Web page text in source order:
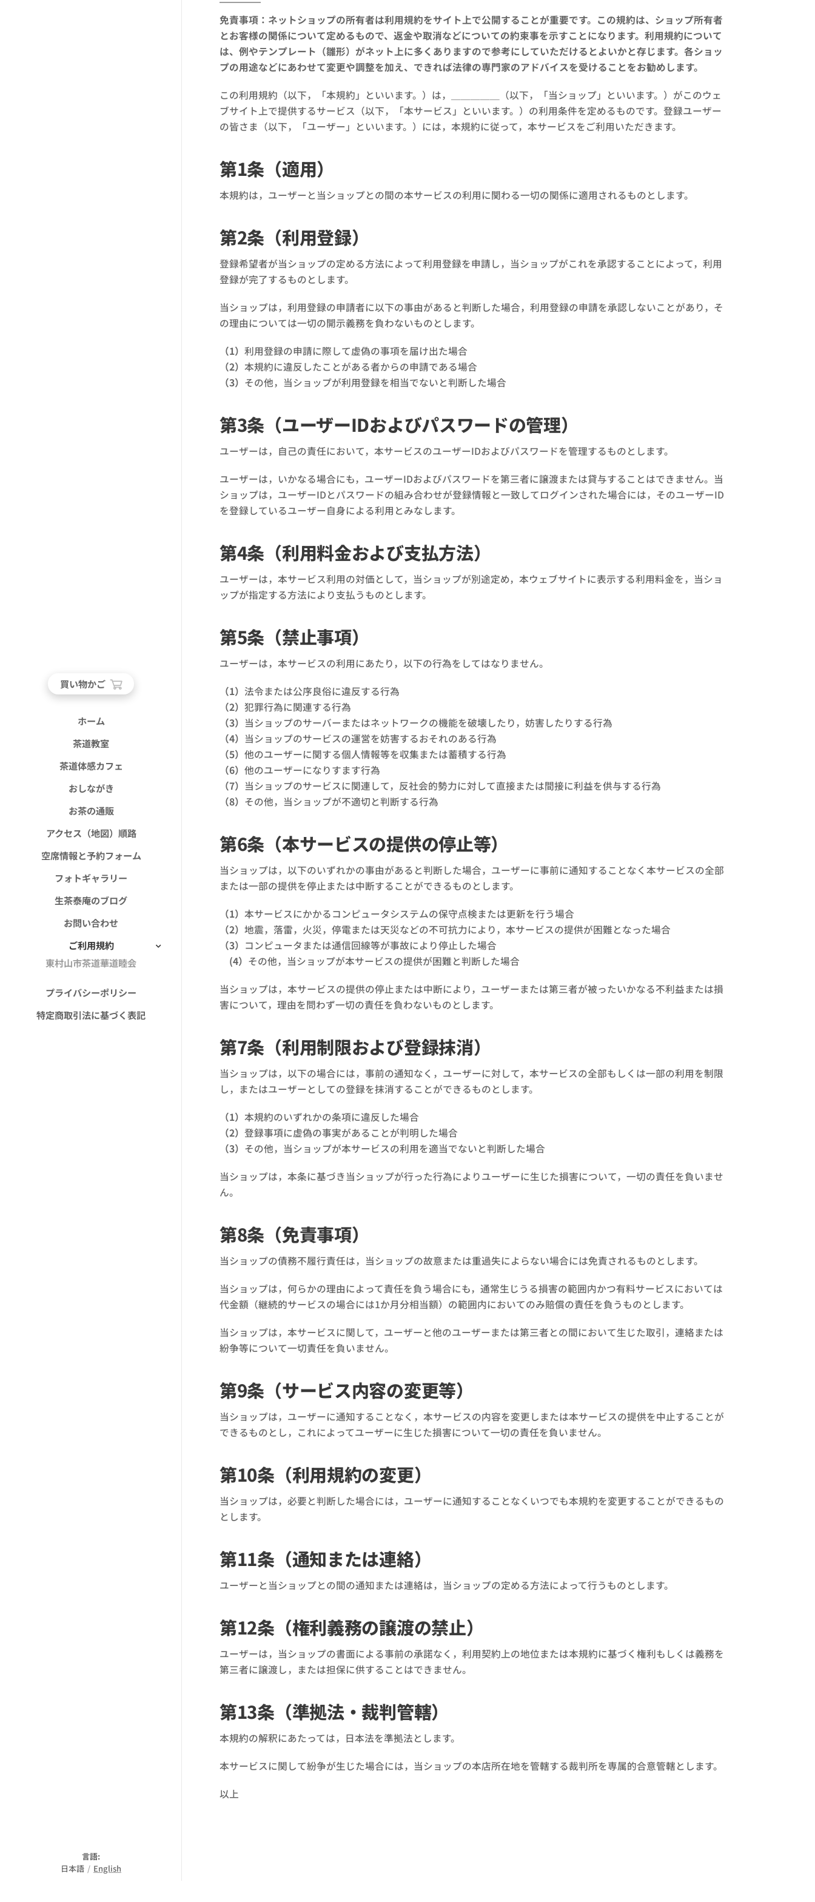
買い物かご
ホーム
茶道教室
茶道体感カフェ
おしながき
お茶の通販
アクセス（地図）順路
空席情報と予約フォーム
フォトギャラリー
生茶泰庵のブログ
お問い合わせ
ご利用規約
東村山市茶道華道睦会
プライバシーポリシー
特定商取引法に基づく表記
免責事項：ネットショップの所有者は利用規約をサイト上で公開することが重要です。この規約は、ショップ所有者
とお客様の関係について定めるもので、返金や取消などについての約束事を示すことになります。利用規約について
は、例やテンプレート（雛形）がネット上に多くありますので参考にしていただけるとよいかと存じます。各ショッ
プの用途などにあわせて変更や調整を加え、できれば法律の専門家のアドバイスを受けることをお勧めします。
この利用規約（以下，「本規約」といいます。）は，＿＿＿＿＿（以下，「当ショップ」といいます。）がこのウェ
ブサイト上で提供するサービス（以下，「本サービス」といいます。）の利用条件を定めるものです。登録ユーザー
の皆さま（以下，「ユーザー」といいます。）には，本規約に従って，本サービスをご利用いただきます。
第1条（適用）
本規約は，ユーザーと当ショップとの間の本サービスの利用に関わる一切の関係に適用されるものとします。
第2条（利用登録）
登録希望者が当ショップの定める方法によって利用登録を申請し，当ショップがこれを承認することによって，利用
登録が完了するものとします。
当ショップは，利用登録の申請者に以下の事由があると判断した場合，利用登録の申請を承認しないことがあり，そ
の理由については一切の開示義務を負わないものとします。
（1） 利用登録の申請に際して虚偽の事項を届け出た場合
（2） 本規約に違反したことがある者からの申請である場合
（3） その他，当ショップが利用登録を相当でないと判断した場合
第3条（ユーザーIDおよびパスワードの管理）
ユーザーは，自己の責任において，本サービスのユーザーIDおよびパスワードを管理するものとします。
ユーザーは，いかなる場合にも，ユーザーIDおよびパスワードを第三者に譲渡または貸与することはできません。当
ショップは，ユーザーIDとパスワードの組み合わせが登録情報と一致してログインされた場合には，そのユーザーID
を登録しているユーザー自身による利用とみなします。
第4条（利用料金および支払方法）
ユーザーは，本サービス利用の対価として，当ショップが別途定め，本ウェブサイトに表示する利用料金を，当ショ
ップが指定する方法により支払うものとします。
第5条（禁止事項）
ユーザーは，本サービスの利用にあたり，以下の行為をしてはなりません。
（1） 法令または公序良俗に違反する行為
（2） 犯罪行為に関連する行為
（3） 当ショップのサーバーまたはネットワークの機能を破壊したり，妨害したりする行為
（4） 当ショップのサービスの運営を妨害するおそれのある行為
（5） 他のユーザーに関する個人情報等を収集または蓄積する行為
（6） 他のユーザーになりすます行為
（7） 当ショップのサービスに関連して，反社会的勢力に対して直接または間接に利益を供与する行為
（8） その他，当ショップが不適切と判断する行為
第6条（本サービスの提供の停止等）
当ショップは，以下のいずれかの事由があると判断した場合，ユーザーに事前に通知することなく本サービスの全部
または一部の提供を停止または中断することができるものとします。
（1） 本サービスにかかるコンピュータシステムの保守点検または更新を行う場合
（2） 地震，落雷，火災，停電または天災などの不可抗力により，本サービスの提供が困難となった場合
（3） コンピュータまたは通信回線等が事故により停止した場合
(4） その他，当ショップが本サービスの提供が困難と判断した場合
当ショップは，本サービスの提供の停止または中断により，ユーザーまたは第三者が被ったいかなる不利益または損
害について，理由を問わず一切の責任を負わないものとします。
第7条（利用制限および登録抹消）
当ショップは，以下の場合には，事前の通知なく，ユーザーに対して，本サービスの全部もしくは一部の利用を制限
し，またはユーザーとしての登録を抹消することができるものとします。
（1） 本規約のいずれかの条項に違反した場合
（2） 登録事項に虚偽の事実があることが判明した場合
（3） その他，当ショップが本サービスの利用を適当でないと判断した場合
当ショップは，本条に基づき当ショップが行った行為によりユーザーに生じた損害について，一切の責任を負いませ
ん。
第8条（免責事項）
当ショップの債務不履行責任は，当ショップの故意または重過失によらない場合には免責されるものとします。
当ショップは，何らかの理由によって責任を負う場合にも，通常生じうる損害の範囲内かつ有料サービスにおいては
代金額（継続的サービスの場合には1か月分相当額）の範囲内においてのみ賠償の責任を負うものとします。
当ショップは，本サービスに関して，ユーザーと他のユーザーまたは第三者との間において生じた取引，連絡または
紛争等について一切責任を負いません。
第9条（サービス内容の変更等）
当ショップは，ユーザーに通知することなく，本サービスの内容を変更しまたは本サービスの提供を中止することが
できるものとし，これによってユーザーに生じた損害について一切の責任を負いません。
第10条（利用規約の変更）
当ショップは，必要と判断した場合には，ユーザーに通知することなくいつでも本規約を変更することができるもの
とします。
第11条（通知または連絡）
ユーザーと当ショップとの間の通知または連絡は，当ショップの定める方法によって行うものとします。
第12条（権利義務の譲渡の禁止）
ユーザーは，当ショップの書面による事前の承諾なく，利用契約上の地位または本規約に基づく権利もしくは義務を
第三者に譲渡し，または担保に供することはできません。
第13条（準拠法・裁判管轄）
本規約の解釈にあたっては，日本法を準拠法とします。
本サービスに関して紛争が生じた場合には，当ショップの本店所在地を管轄する裁判所を専属的合意管轄とします。
以上
言語
日本語
English